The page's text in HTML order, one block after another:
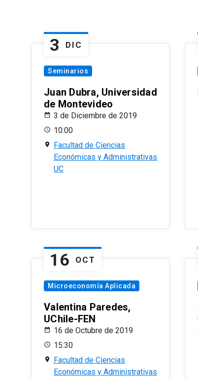
3 DIC
Seminarios
Juan Dubra, Universidad
de Montevideo
3 de Diciembre de 2019
10:00
Facultad de Ciencias
Económicas y Administrativas
UC
16 OCT
Microeconomía Aplicada
Valentina Paredes,
UChile-FEN
16 de Octubre de 2019
15:30
Facultad de Ciencias
Económicas y Administrativas